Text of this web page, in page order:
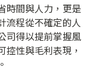
時間與人力，更是
流程從不確定的人
司得以提前掌握風
性與毛利表現，